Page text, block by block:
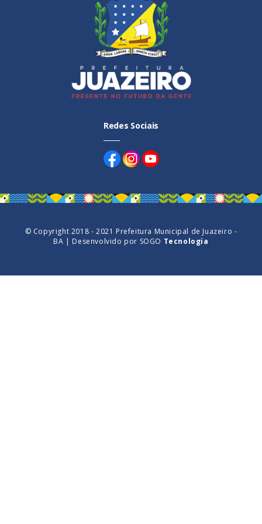
Redes Sociais
© Copyright 2018 - 2021 Prefeitura Municipal de Juazeiro -
BA | Desenvolvido por SOGO Tecnologia